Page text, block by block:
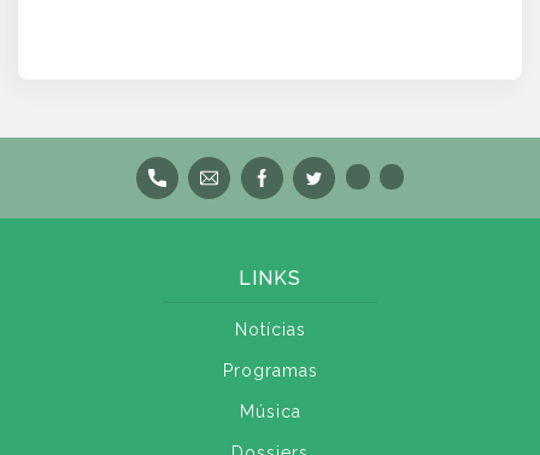
LINKS
Notícias
Programas
Música